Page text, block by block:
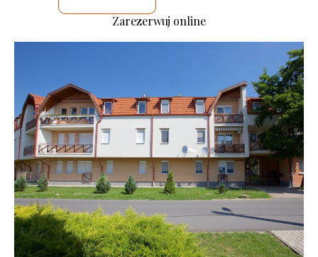
Zarezerwuj online